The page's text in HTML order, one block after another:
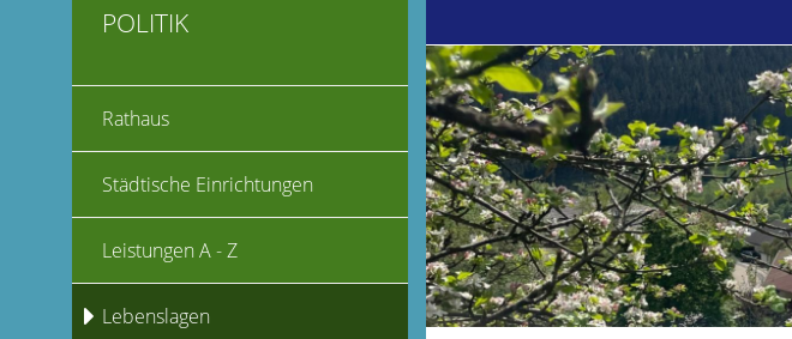
POLITIK
Rathaus
Städtische Einrichtungen
Leistungen A - Z
Lebenslagen